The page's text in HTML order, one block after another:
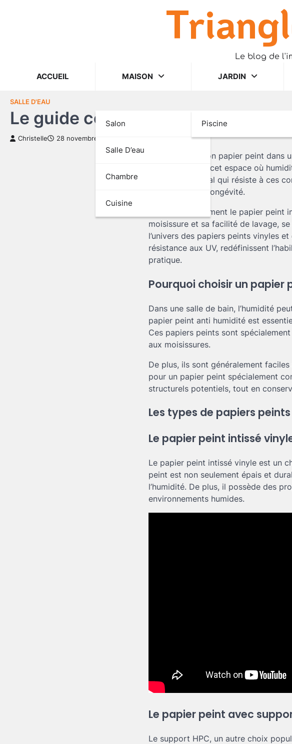
Le blog de
ACCUEIL MAISON
Salon
Salle D’eau
Chambre
Cuisine
JARDIN
Piscine
SALLE D'EAU
Le guide complet du papier peint
Christelle 28 novembre 2024
Opter pour le bon papier peint dans
durabilité. Dans cet espace où
revêtement mural qui résiste à ces
prolongeant sa longévité.
Découvrez comment le papier peint
moisissure et sa facilité de lavage,
l’univers des papiers peints vinyles
résistance aux UV, redéfinissent
pratique.
Pourquoi choisir un papier
Dans une salle de bain, l’humidité
papier peint anti humidité est
Ces papiers peints sont
aux moisissures.
De plus, ils sont généralement
pour un papier peint spécialement
structurels potentiels, tout en
Les types de papiers
Le papier peint intissé
Le papier peint intissé vinyle est un
peint est non seulement épais et
l’humidité. De plus, il possède des
environnements humides.
Le papier peint avec
Le support HPC, un autre choix